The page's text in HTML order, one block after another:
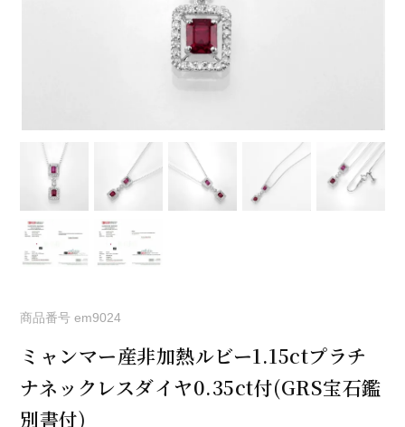
商品番号 em9024
ミャンマー産非加熱ルビー1.15ctプラチ
ナネックレスダイヤ0.35ct付(GRS宝石鑑
別書付)